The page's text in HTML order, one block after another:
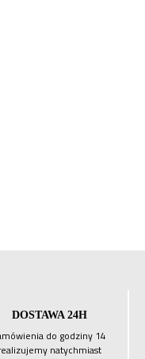
DOSTAWA 24H
do godziny 14
natychmiast